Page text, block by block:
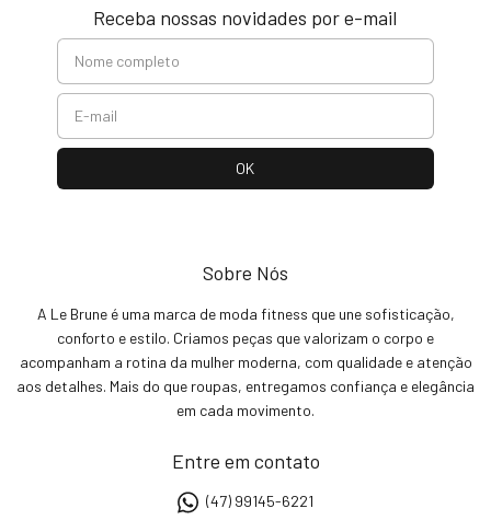
Receba nossas novidades por e-mail
Sobre Nós
A Le Brune é uma marca de moda fitness que une sofisticação,
conforto e estilo. Criamos peças que valorizam o corpo e
acompanham a rotina da mulher moderna, com qualidade e atenção
aos detalhes. Mais do que roupas, entregamos confiança e elegância
em cada movimento.
Entre em contato
(47) 99145-6221